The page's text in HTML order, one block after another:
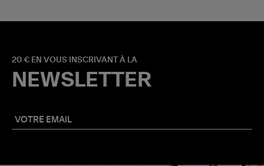
20 € EN VOUS INSCRIVANT À LA
NEWSLETTER